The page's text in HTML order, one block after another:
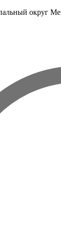
округ